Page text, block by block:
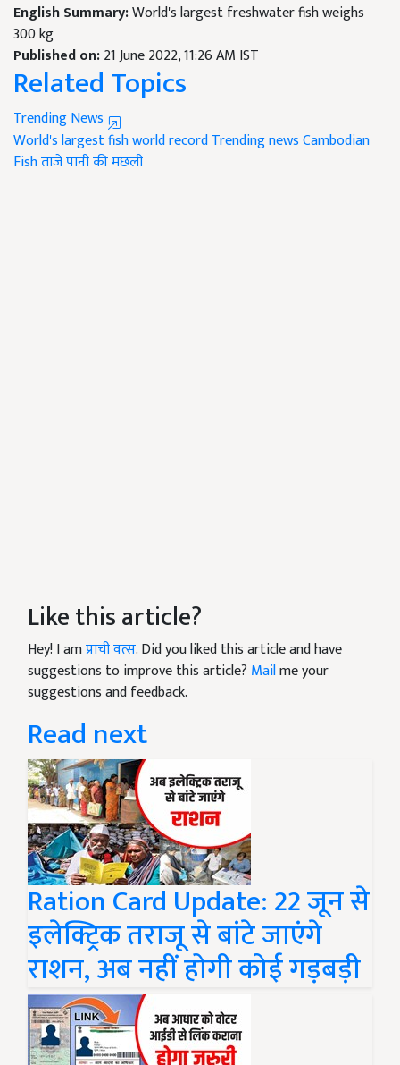
English Summary:World's largest freshwater fish weighs
300 kg
Published on:21 June 2022, 11:26 AM IST
Related Topics
Trending News
World's largest fishworld recordTrending newsCambodian
Fishताजे पानी की मछली
Like this article?
Hey! I amप्राची वत्स. Did you liked this article and have
suggestions to improve this article? Mailme your
suggestions and feedback.
Read next
Ration Card Update: 22 जून से
इलेक्ट्रिक तराजू से बांटे जाएंगे
राशन, अब नहीं होगी कोई गड़बड़ी